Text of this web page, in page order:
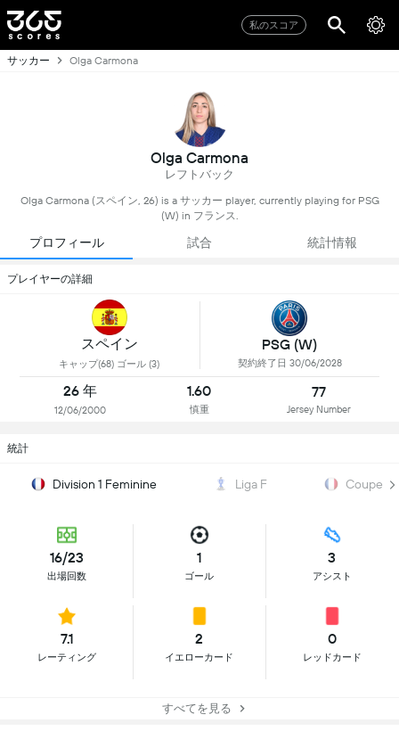
私のスコア
サッカー Olga Carmona
Olga Carmona
レフトバック
Olga Carmona (スペイン, 26) is a サッカー player, currently playing for PSG
(W) in フランス.
プロフィール 試合 統計情報
プレイヤーの詳細
スペイン
キャップ(68) ゴール (3)
PSG (W)
契約終了日 30/06/2028
26 年
12/06/2000
1.60
慎重
77
Jersey Number
統計
Division 1 Feminine Liga F Coupe
16/23
出場回数
1
ゴール
3
アシスト
7.1
レーティング
2
イエローカード
0
レッドカード
すべてを見る